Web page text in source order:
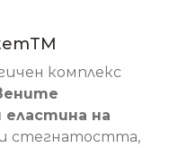
комплекс
еластина на
стегнатостта,